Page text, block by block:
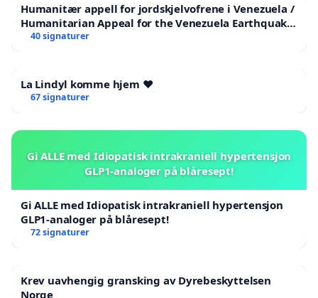
Humanitær appell for jordskjelvofrene i Venezuela /
Humanitarian Appeal for the Venezuela Earthquake
Victims
40 signaturer
La Lindyl komme hjem ❤️
67 signaturer
Gi ALLE med Idiopatisk intrakraniell hypertensjon
GLP1-analoger på blåresept!
Gi ALLE med Idiopatisk intrakraniell hypertensjon
GLP1-analoger på blåresept!
72 signaturer
Krev uavhengig gransking av Dyrebeskyttelsen
Norge